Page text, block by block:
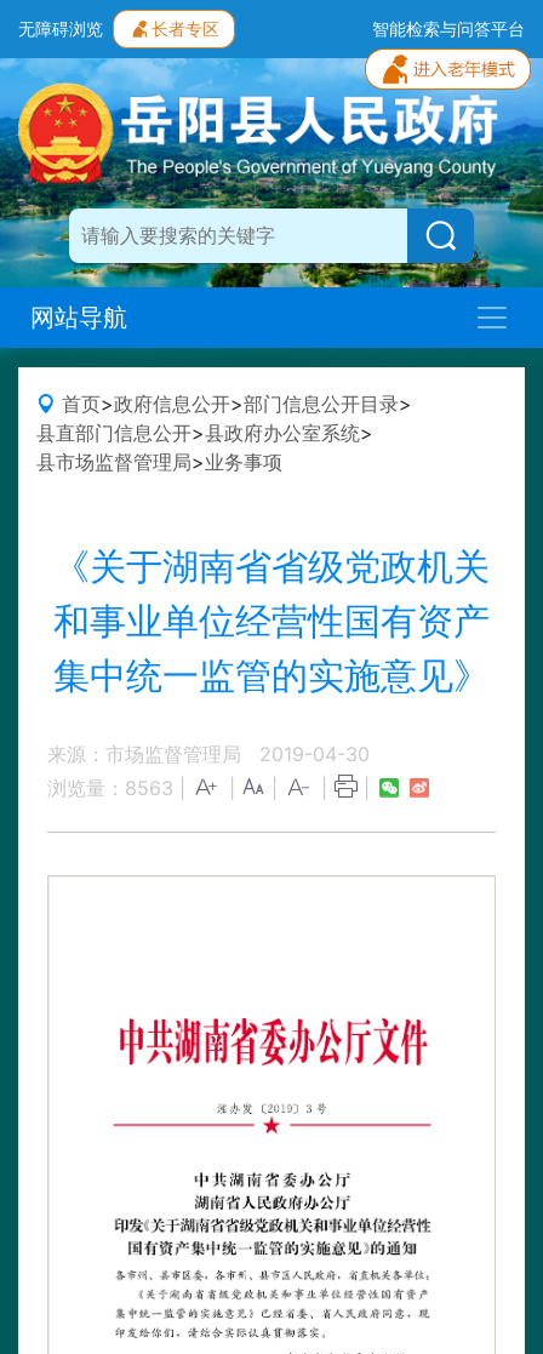
无障碍浏览 长者专区 智能检索与问答平台
网站导航
首页>政府信息公开>部门信息公开目录>
县直部门信息公开>县政府办公室系统>
县市场监督管理局>业务事项
《关于湖南省省级党政机关
和事业单位经营性国有资产
集中统一监管的实施意见》
来源：市场监督管理局
2019-04-30
浏览量： 8563